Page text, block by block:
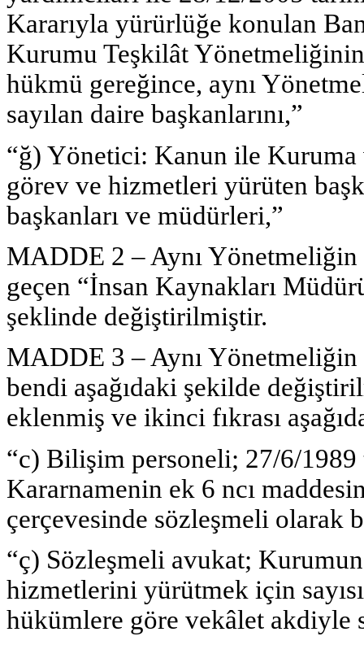
Kararıyla yürürlüğe konulan
Kurumu Teşkilât
hükmü gereğince, aynı
sayılan daire başkanlarını,”
“ğ) Yönetici: Kanun ile
görev ve hizmetleri yürüten
başkanları ve müdürleri,”
MADDE 2 – Aynı Yönetmeliğin
geçen “İnsan Kaynakları
şeklinde değiştirilmiştir.
MADDE 3 – Aynı Yönetmeliğin
bendi aşağıdaki şekilde
eklenmiş ve ikinci fıkrası
“c) Bilişim personeli; 27/6/
Kararnamenin ek 6 ncı
çerçevesinde sözleşmeli olarak
“ç) Sözleşmeli avukat;
hizmetlerini yürütmek için
hükümlere göre vekâlet akdiyle